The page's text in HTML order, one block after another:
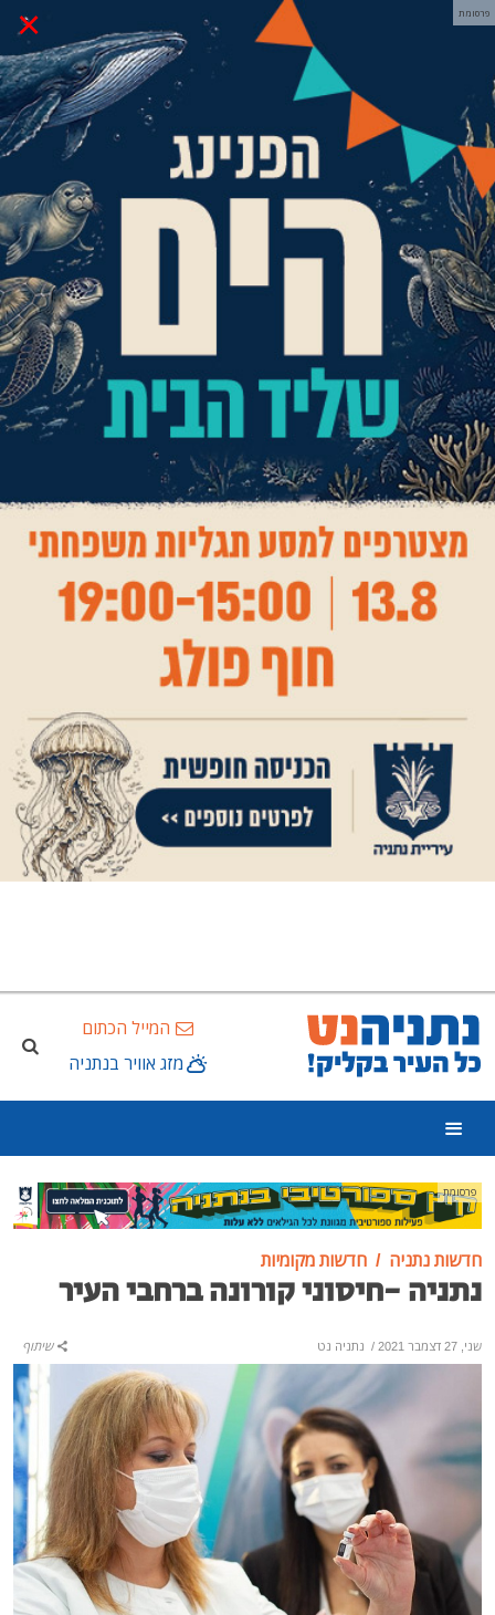
× פרסומת
המייל הכתום
מזג אוויר בנתניה
פרסומת
חדשות נתניה חדשות מקומיות
נתניה -חיסוני קורונה ברחבי העיר
שני, 27 דצמבר 2021 / נתניה נט שיתוף